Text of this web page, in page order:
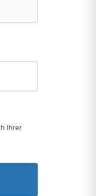
Ihrer